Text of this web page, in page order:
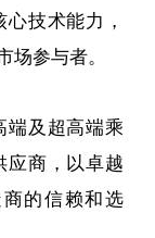
技术能力，
场参与者。
端及超高端乘
应商，以卓越
的信赖和选